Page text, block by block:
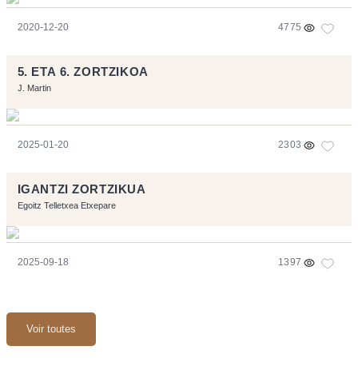
2020-12-20 4775
5. ETA 6. ZORTZIKOA
J. Martin
2025-01-20 2303
IGANTZI ZORTZIKUA
Egoitz Telletxea Etxepare
2025-09-18 1397
Voir toutes